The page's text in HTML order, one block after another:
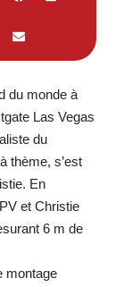
du monde à
Las Vegas
du
thème, s’est
En
et Christie
6 m de
montage